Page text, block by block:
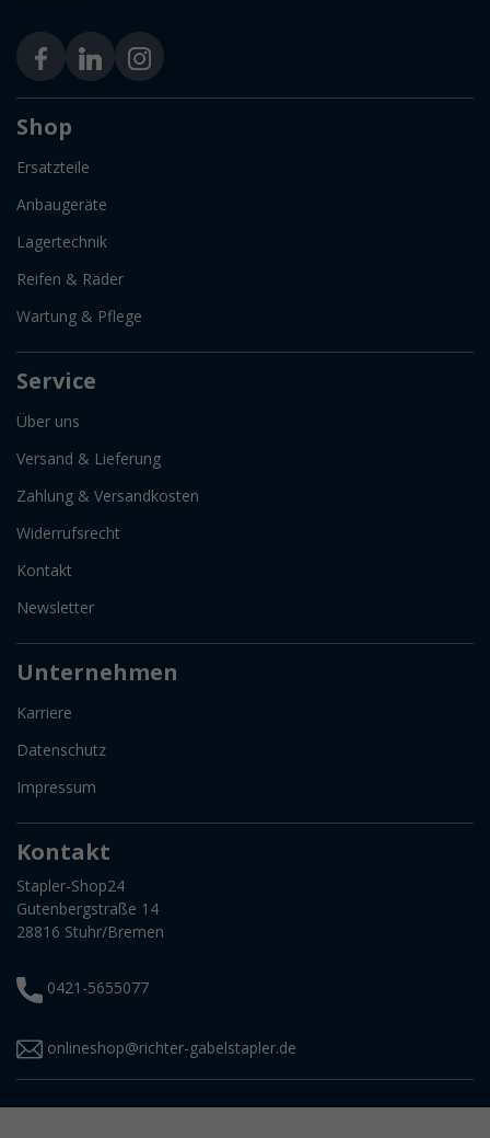
Shop
Ersatzteile
Anbaugeräte
Lagertechnik
Reifen & Räder
Wartung & Pflege
Service
Über uns
Versand & Lieferung
Zahlung & Versandkosten
Widerrufsrecht
Kontakt
Newsletter
Unternehmen
Karriere
Datenschutz
Impressum
Kontakt
Stapler-Shop24
Gutenbergstraße 14
28816 Stuhr/Bremen
0421-5655077
onlineshop@richter-gabelstapler.de